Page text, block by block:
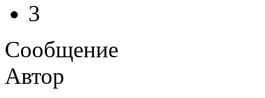
3
Сообщение
Автор